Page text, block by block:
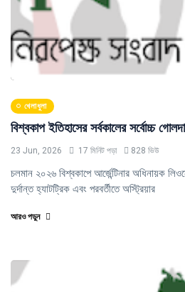
খেলাধুলা
বিশ্বকাপ ইতিহাসের সর্বকালের সর্বোচ্চ
23 Jun, 2026 17 মিনিট পড়া 828 ভিউ
চলমান ২০২৬ বিশ্বকাপে আর্জেন্টিনার অধিনায়ক
দুর্দান্ত হ্যাটট্রিক এবং পরবর্তীতে অস্ট্রিয়ার
আরও পড়ুন